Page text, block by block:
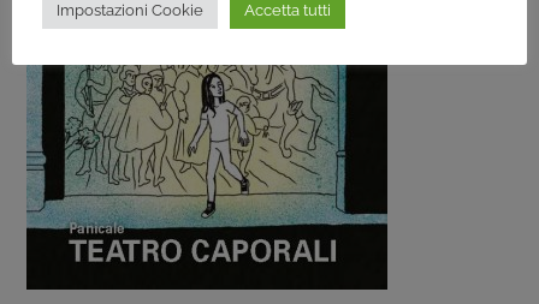
Impostazioni Cookie Accetta tutti